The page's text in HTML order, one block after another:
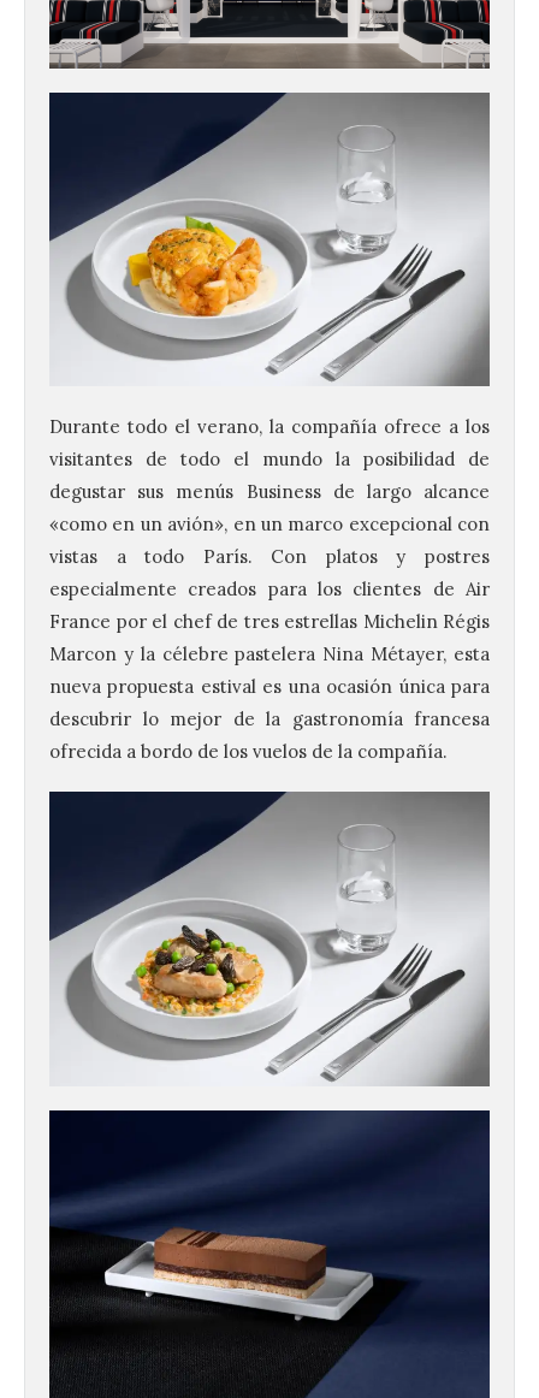
Durante todo el verano, la compañía ofrece a los
visitantes de todo el mundo la posibilidad de
degustar sus menús Business de largo alcance
«como en un avión», en un marco excepcional con
vistas a todo París. Con platos y postres
especialmente creados para los clientes de Air
France por el chef de tres estrellas Michelin Régis
Marcon y la célebre pastelera Nina Métayer, esta
nueva propuesta estival es una ocasión única para
descubrir lo mejor de la gastronomía francesa
ofrecida a bordo de los vuelos de la compañía.